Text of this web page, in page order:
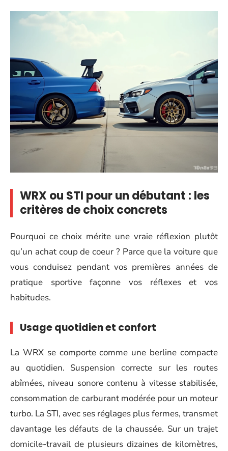
WRX ou STI pour un débutant : les
critères de choix concrets
Pourquoi ce choix mérite une vraie réflexion plutôt
qu’un achat coup de coeur ? Parce que la voiture que
vous conduisez pendant vos premières années de
pratique sportive façonne vos réflexes et vos
habitudes.
Usage quotidien et confort
La WRX se comporte comme une berline compacte
au quotidien. Suspension correcte sur les routes
abîmées, niveau sonore contenu à vitesse stabilisée,
consommation de carburant modérée pour un moteur
turbo. La STI, avec ses réglages plus fermes, transmet
davantage les défauts de la chaussée. Sur un trajet
domicile-travail de plusieurs dizaines de kilomètres,